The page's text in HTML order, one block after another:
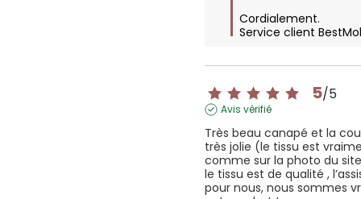
Cordialement.
Service client
5/5
Avis vérifié
Très beau canapé et la
très jolie (le tissu est
comme sur la photo du
le tissu est de qualité ,
pour nous, nous sommes